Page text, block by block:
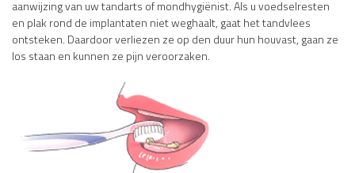
aanwijzing van uw tandarts of mondhygiënist. Als u voedselresten
en plak rond de implantaten niet weghaalt, gaat het tandvlees
ontsteken. Daardoor verliezen ze op den duur hun houvast, gaan ze
los staan en kunnen ze pijn veroorzaken.